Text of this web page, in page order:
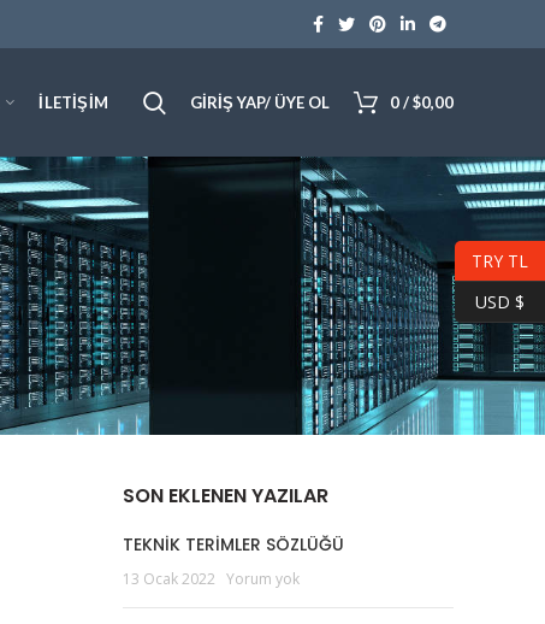
İLETIŞIM GIRIŞ YAP/ ÜYE OL 0/$0,00
SON EKLENEN YAZILAR
TEKNİK TERİMLER SÖZLÜĞÜ
13 Ocak 2022 Yorum yok
TRY TL
USD $